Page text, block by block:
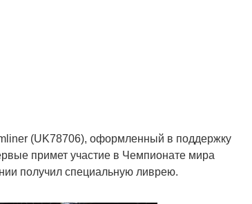
(UK78706), оформленный в поддержку
примет участие в Чемпионате мира
получил специальную ливрею.